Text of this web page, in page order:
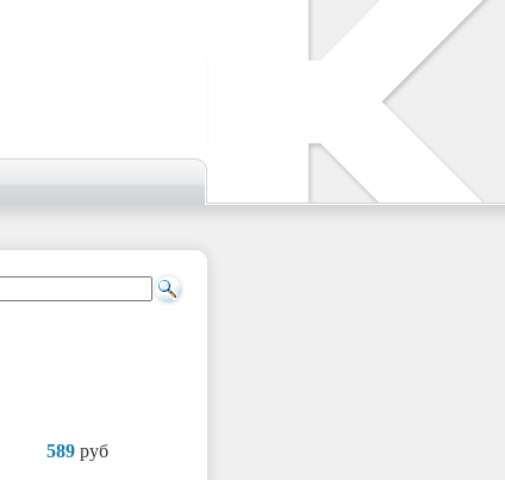
589 руб